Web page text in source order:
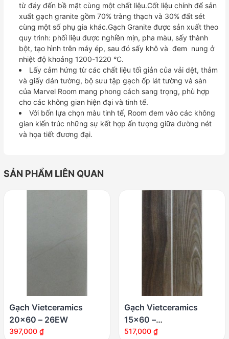
từ đáy đến bề mặt cùng một chất liệu.Cốt liệu chính để sản
xuất gạch granite gồm 70% tràng thạch và 30% đất sét
cùng một số phụ gia khác.Gạch Granite được sản xuất theo
quy trình: phối liệu được nghiền mịn, pha màu, sấy thành
bột, tạo hình trên máy ép, sau đó sấy khô và đem nung ở
nhiệt độ khoảng 1200-1220 °C.
Lấy cảm hứng từ các chất liệu tối giản của vải dệt, thảm
và giấy dán tường, bộ sưu tập gạch ốp lát tường và sàn
của Marvel Room mang phong cách sang trọng, phù hợp
cho các không gian hiện đại và tinh tế.
Với bốn lựa chọn màu tinh tế, Room đem vào các không
gian kiến trúc những sự kết hợp ấn tượng giữa đường nét
và họa tiết đương đại.
SẢN PHẨM LIÊN QUAN
Gạch Vietceramics
20×60 – 26EW
397,000 ₫
Gạch Vietceramics
15×60 –
1560AC66BE3D
517,000 ₫